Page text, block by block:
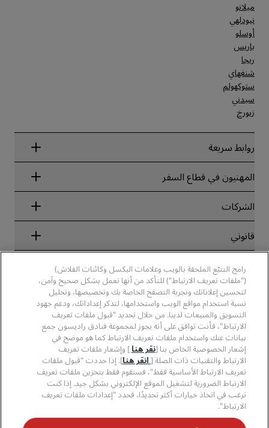
ميلانو
نيودلهي
أوسلو
باريس
ريجا
شنغهاي
ستوكهولم
سيدني
زيورخ
روابط سريعة
Radisson Rewards
ضمان أفضل سعر حجز عبر الإنترنت
Blog
الوجهات
تطبيق فنادق راديسون
الفنادق المعتمدة في مجال الرياضة
فنادق مناسبة للعائلات
الصحة والسلامة
المهنيون في قطاع السفر
الشركاء
الشركات
مجموعة فنادق راديسون
وسائل الإعلام
الوظائف، مجموعة فنادق PPHE
الوظائف في مجموعة فنادق EHL
The Club by RHG
فرص التنمية
الأعمال المسؤولة
المشتريات
قانوني
الإشعار القانوني
شروط برنامج Radisson Rewards وأحكامه
اتفاقية استخدام الموقع
سهولة التصفح الرقمي
بيان الرق ّ المعاصر
مساعدة
تنبيهات للمستهلكين
بيانات الاتصال
الأسئلة الشائعة
خريطة الموقع
وسائل التواصل الاجتماعي
علامات فنادق راديسون التجارية
رامج التتبّع الملحقة بالويب وعلامات البكسل وكائنات الفلاش)
("ملفات تعريف الارتباط") للتأكد من أنها تعمل بشكل صحيح وآمن،
لتحسين إعلاناتك وتجربة التصفح الخاصة بك وتخصيصها، وتحليل
نسبة استخدام مواقع الويب واستخدامها، لتذكر إعداداتك، ودعم جهود
التسويق والمبيعات لدينا. من خلال تحديد "قبول ملفات تعريف
الارتباط"، فأنت توافق على أنه يجوز لمجموعة فنادق راديسون جمع
بيانات عنك واستخدام ملفات تعريف الارتباط كما هو موضح في
إشعار الخصوصية الخاص بنا [نقر هنا ] وإشعار ملفات تعريف
الارتباط والتقنيات ذات الصلة [ انقر هنا]. إذا حددت "قبول ملفات
تعريف الارتباط الأساسية فقط"، فسنقوم فقط بتخزين ملفات تعريف
الارتباط الضرورية لتشغيل الموقع الإلكتروني بشكل جيد. إذا كنت
ترغب في اتخاذ خيارات أكثر تحديدًا، فحدد "إعدادات ملفات تعريف
الارتباط".